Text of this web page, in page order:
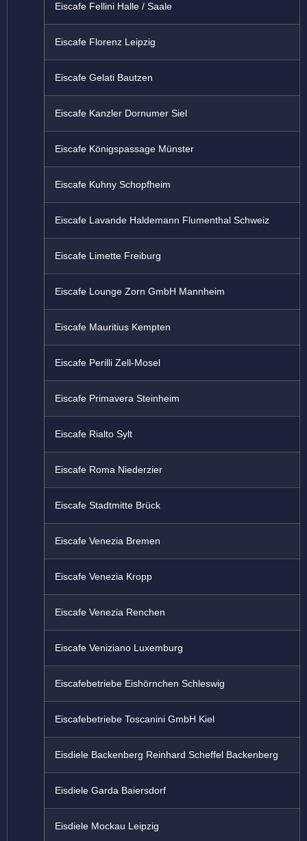
Eiscafe Fellini Halle / Saale
Eiscafe Florenz Leipzig
Eiscafe Gelati Bautzen
Eiscafe Kanzler Dornumer Siel
Eiscafe Königspassage Münster
Eiscafe Kuhny Schopfheim
Eiscafe Lavande Haldemann Flumenthal Schweiz
Eiscafe Limette Freiburg
Eiscafe Lounge Zorn GmbH Mannheim
Eiscafe Mauritius Kempten
Eiscafe Perilli Zell-Mosel
Eiscafe Primavera Steinheim
Eiscafe Rialto Sylt
Eiscafe Roma Niederzier
Eiscafe Stadtmitte Brück
Eiscafe Venezia Bremen
Eiscafe Venezia Kropp
Eiscafe Venezia Renchen
Eiscafe Veniziano Luxemburg
Eiscafebetriebe Eishörnchen Schleswig
Eiscafebetriebe Toscanini GmbH Kiel
Eisdiele Backenberg Reinhard Scheffel Backenberg
Eisdiele Garda Baiersdorf
Eisdiele Mockau Leipzig